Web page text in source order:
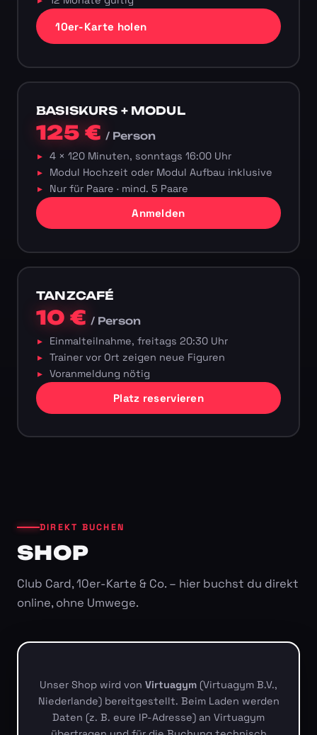
10er-Karte holen
BASISKURS + MODUL
125 €/ Person
4 × 120 Minuten, sonntags 16:00 Uhr
Modul Hochzeit oder Modul Aufbau inklusive
Nur für Paare · mind. 5 Paare
Anmelden
TANZCAFÉ
10 €/ Person
Einmalteilnahme, freitags 20:30 Uhr
Trainer vor Ort zeigen neue Figuren
Voranmeldung nötig
Platz reservieren
DIREKT BUCHEN
SHOP
Club Card, 10er-Karte & Co. – hier buchst du direkt
online, ohne Umwege.
Unser Shop wird von Virtuagym (Virtuagym B.V.,
Niederlande) bereitgestellt. Beim Laden werden
Daten (z. B. eure IP-Adresse) an Virtuagym